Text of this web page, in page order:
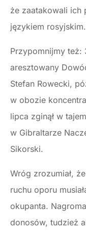
że zaatakowali ich
językiem rosyjskim.
Przypomnijmy też:
aresztowany
Stefan Rowecki,
w obozie
lipca zginął w
w Gibraltarze
Sikorski.
Wróg zrozumiał,
ruchu oporu
okupanta.
donosów, tudzież